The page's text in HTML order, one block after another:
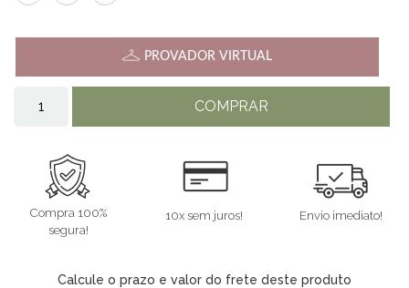
PROVADOR VIRTUAL
COMPRAR
Compra 100%
segura!
10x sem juros! Envio imediato!
Calcule o prazo e valor do frete deste produto